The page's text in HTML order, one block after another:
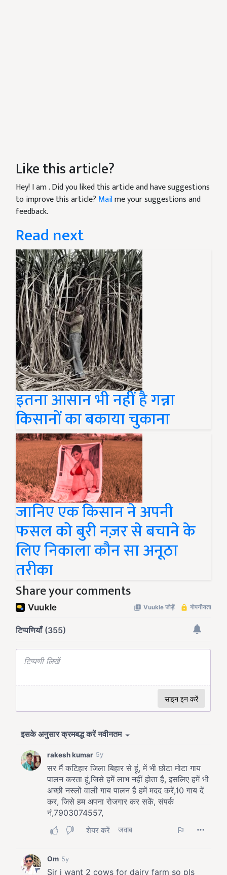
Like this article?
Hey! I am. Did you liked this article and have suggestions
to improve this article? Mailme your suggestions and
feedback.
Read next
इतना आसान भी नहीं है गन्ना
किसानों का बकाया चुकाना
जानिए एक किसान ने अपनी
फसल को बुरी नज़र से बचाने के
लिए निकाला कौन सा अनूठा
तरीका
Share your comments